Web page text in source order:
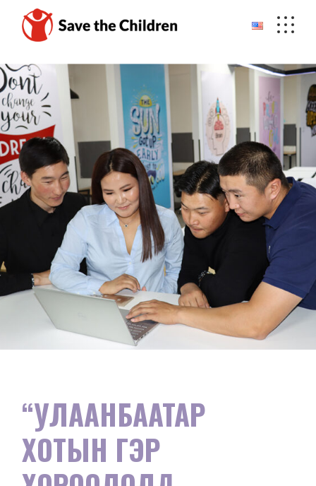
“УЛААНБААТАР
ХОТЫН ГЭР